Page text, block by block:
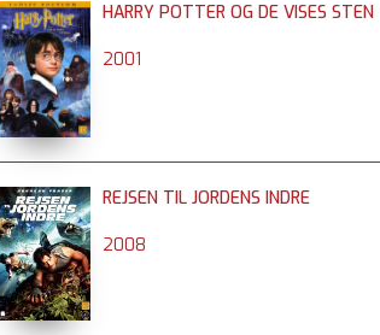
HARRY POTTER OG DE VISES STEN
2001
REJSEN TIL JORDENS INDRE
2008